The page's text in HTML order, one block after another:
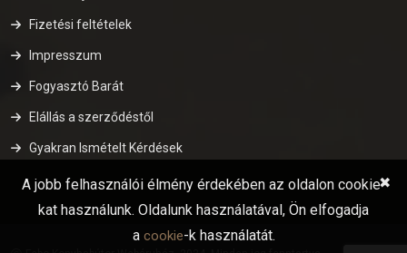
Fizetési feltételek
Impresszum
Fogyasztó Barát
Elállás a szerződéstől
Gyakran Ismételt Kérdések
A jobb felhasználói élmény érdekében az oldalon cookie-
kat használunk. Oldalunk használatával, Ön elfogadja
a cookie-k használatát.
✖